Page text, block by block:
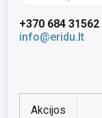
+370 684 31562
info@eridu.lt
Akcijos